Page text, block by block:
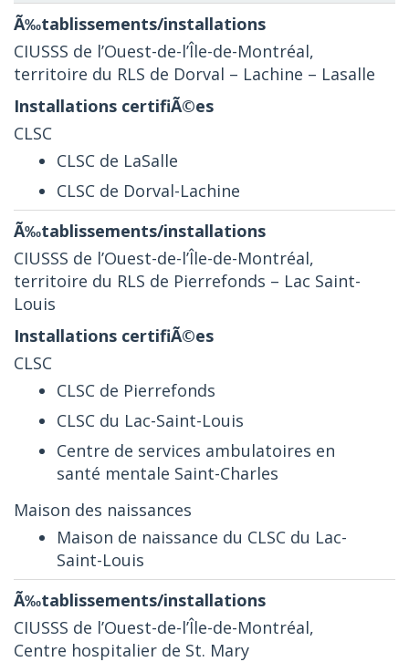
CIUSSS de l’Ouest-de-l’Île-de-Montréal,
territoire du RLS de Dorval – Lachine – Lasalle
CLSC
CLSC de LaSalle
CLSC de Dorval-Lachine
CIUSSS de l’Ouest-de-l’Île-de-Montréal,
territoire du RLS de Pierrefonds – Lac Saint-
Louis
CLSC
CLSC de Pierrefonds
CLSC du Lac-Saint-Louis
Centre de services ambulatoires en
santé mentale Saint-Charles
Maison des naissances
Maison de naissance du CLSC du Lac-
Saint-Louis
CIUSSS de l’Ouest-de-l’Île-de-Montréal,
Centre hospitalier de St. Mary